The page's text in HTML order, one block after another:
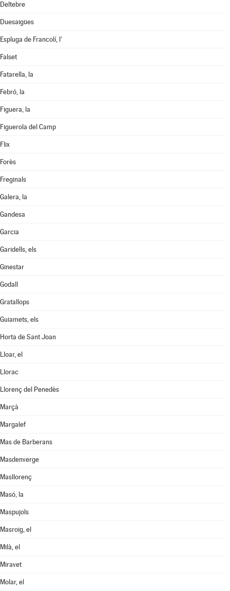
Deltebre
Duesaigües
Espluga de Francolí, l'
Falset
Fatarella, la
Febró, la
Figuera, la
Figuerola del Camp
Flix
Forès
Freginals
Galera, la
Gandesa
Garcia
Garidells, els
Ginestar
Godall
Gratallops
Guiamets, els
Horta de Sant Joan
Lloar, el
Llorac
Llorenç del Penedès
Marçà
Margalef
Mas de Barberans
Masdenverge
Masllorenç
Masó, la
Maspujols
Masroig, el
Milà, el
Miravet
Molar, el